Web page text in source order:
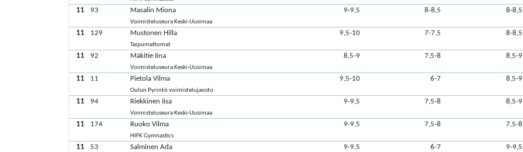
11 93 Masalin Miona
Voimisteluseura Keski-Uusimaa
9-9,5 8-8,5 8-8,5
11 129 Mustonen Hilla
Taipumattomat
9,5-10 7-7,5 8-8,5
11 92 Mäkitie Iina
Voimisteluseura Keski-Uusimaa
8,5-9 7,5-8 8,5-9
11 11 Pietola Vilma
Oulun Pyrintö voimistelujaosto
9,5-10 6-7 8,5-9
11 94 Riekkinen Iisa
Voimisteluseura Keski-Uusimaa
9-9,5 7,5-8 8,5-9
11 174 Ruoko Vilma
HIFK Gymnastics
9-9,5 7,5-8 7,5-8
11 53 Salminen Ada 9-9,5 6-7 9-9,5